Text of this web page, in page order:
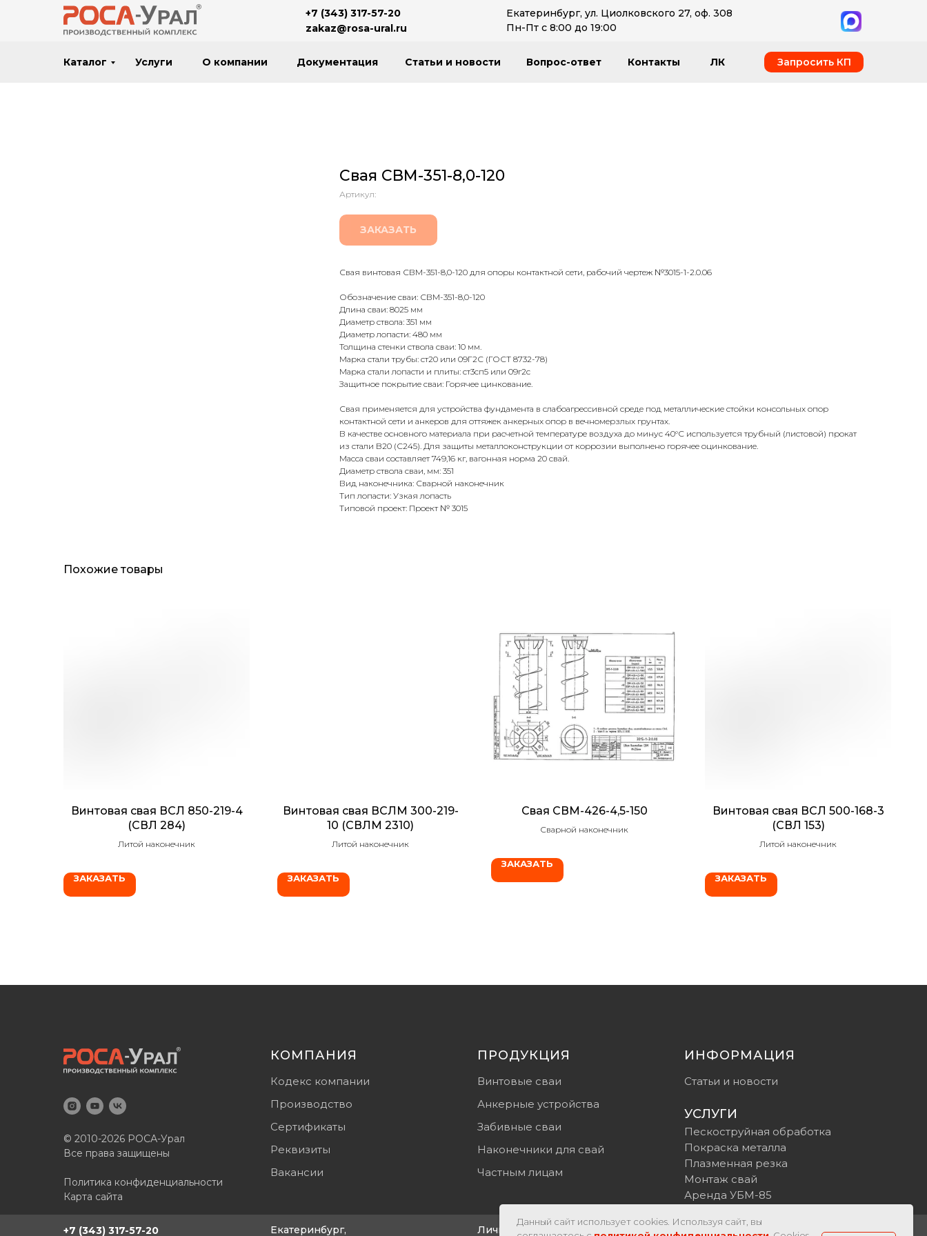
Статьи и новости Вопрос-ответ ЛК
Контакты
Документация
О компании
Услуги
Каталог Запросить КП
zakaz@rosa-ural.ru
+7 (343) 317-57-20
Екатеринбург, ул. Циолковского 27, оф. 308
Пн-Пт с 8:00 до 19:00
Данный сайт использует cookies. Используя сайт, вы
Свая СВМ-351-8,0-120
Артикул:
ЗАКАЗАТЬ
Свая винтовая СВМ-351-8,0-120 для опоры контактной сети, рабочий чертеж №3015-1-2.0.06
Обозначение сваи: СВМ-351-8,0-120
Длина сваи: 8025 мм
Диаметр ствола: 351 мм
Диаметр лопасти: 480 мм
Толщина стенки ствола сваи: 10 мм.
Марка стали трубы: ст20 или 09Г2С (ГОСТ 8732-78)
Марка стали лопасти и плиты: ст3сп5 или 09г2с
Защитное покрытие сваи: Горячее цинкование.
Свая применяется для устройства фундамента в слабоагрессивной среде под металлические стойки консольных опор
контактной сети и анкеров для оттяжек анкерных опор в вечномерзлых грунтах.
В качестве основного материала при расчетной температуре воздуха до минус 40°С используется трубный (листовой) прокат
из стали B20 (С245). Для защиты металлоконструкции от коррозии выполнено горячее оцинкование.
Масса сваи составляет 749,16 кг, вагонная норма 20 свай.
Диаметр ствола сваи, мм: 351
Вид наконечника: Сварной наконечник
Тип лопасти: Узкая лопасть
Типовой проект: Проект № 3015
Похожие товары
Винтовая свая ВСЛ 850-219-4
(СВЛ 284)
Литой наконечник
ЗАКАЗАТЬ
Винтовая свая ВСЛМ 300-219-
10 (СВЛМ 2310)
Литой наконечник
ЗАКАЗАТЬ
Свая СВМ-426-4,5-150
Сварной наконечник
ЗАКАЗАТЬ
Винтовая свая ВСЛ 500-168-3
(СВЛ 153)
Литой наконечник
ЗАКАЗАТЬ
© 2010-2026 РОСА-Урал
Все права защищены
Политика конфиденциальности
Карта сайта
КОМПАНИЯ
Кодекс компании
Производство
Сертификаты
Реквизиты
Вакансии
ПРОДУКЦИЯ
Винтовые сваи
Анкерные устройства
Забивные сваи
Наконечники для свай
Частным лицам
ИНФОРМАЦИЯ
Статьи и новости
УСЛУГИ
Пескоструйная обработка
Покраска металла
Плазменная резка
Монтаж свай
Аренда УБМ-85
Личный кабинет
Екатеринбург,
+7 (343) 317-57-20